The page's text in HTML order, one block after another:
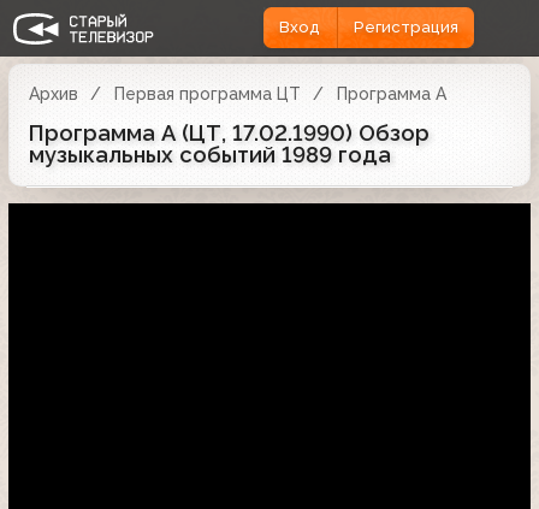
Вход Регистрация
Архив Первая программа ЦТ Программа А
Программа А (ЦТ, 17.02.1990) Обзор
музыкальных событий 1989 года